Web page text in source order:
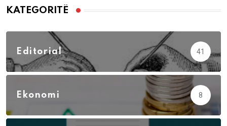
KATEGORITË
Editorial 41
Ekonomi 8